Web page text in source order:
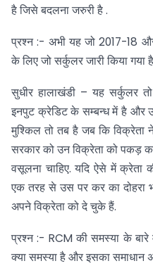
है जिसे बदलना जरुरी है .
प्रश्न :- अभी यह जो 2017-18
के लिए जो सर्कुलर जारी किया गया
सुधीर हालाखंडी – यह सर्कुलर
इनपुट क्रेडिट के सम्बन्ध में है और
मुश्किल तो तब है जब कि विक्रेता
सरकार को उन विक्रेता को पकड़
वसूलना चाहिए. यदि ऐसे में क्रेता
एक तरह से उस पर कर का दोहरा
अपने विक्रेता को दे चुके हैं.
प्रश्न :- RCM की समस्या के
क्या समस्या है और इसका समाधान